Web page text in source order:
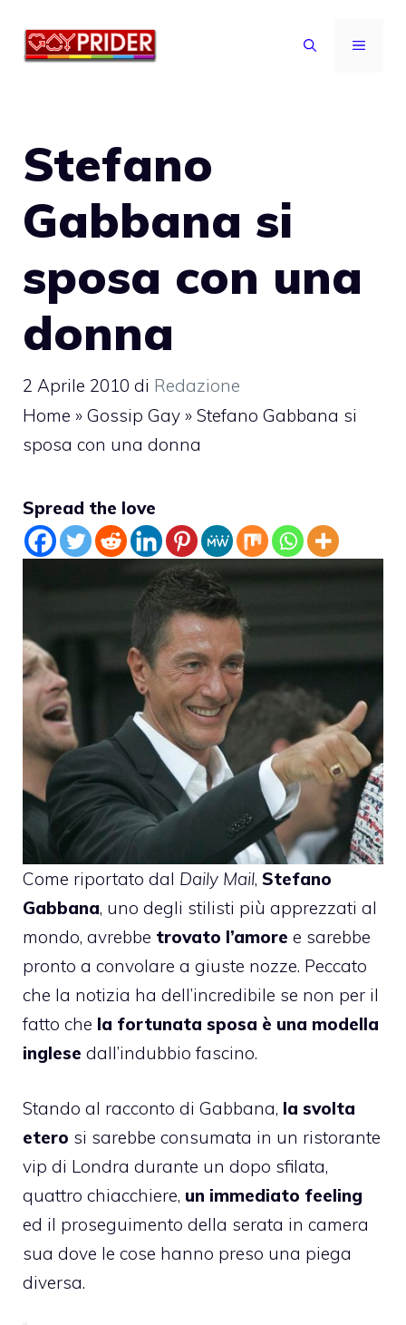
MENU
Stefano
Gabbana si
sposa con una
donna
2 Aprile 2010 di Redazione
Home » Gossip Gay » Stefano Gabbana si
sposa con una donna
Spread the love
Come riportato dal Daily Mail, Stefano
Gabbana, uno degli stilisti più apprezzati al
mondo, avrebbe trovato l’amore e sarebbe
pronto a convolare a giuste nozze. Peccato
che la notizia ha dell’incredibile se non per il
fatto che la fortunata sposa è una modella
inglese dall’indubbio fascino.
Stando al racconto di Gabbana, la svolta
etero si sarebbe consumata in un ristorante
vip di Londra durante un dopo sfilata,
quattro chiacchiere, un immediato feeling
ed il proseguimento della serata in camera
sua dove le cose hanno preso una piega
diversa.